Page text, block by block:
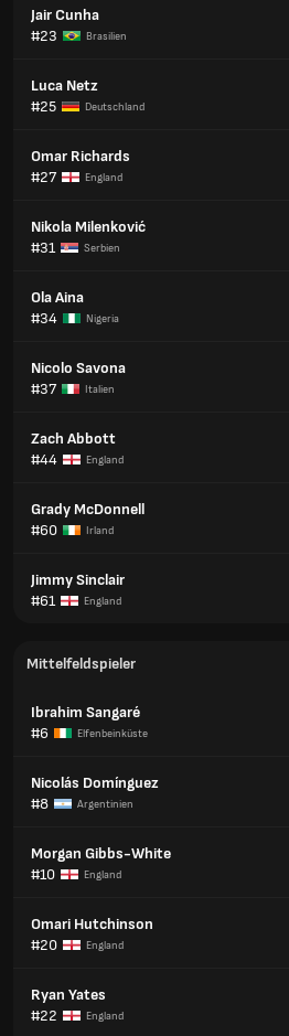
Jair Cunha
#23
Brasilien
Luca Netz
#25
Deutschland
Omar Richards
#27
England
Nikola Milenković
#31
Serbien
Ola Aina
#34
Nigeria
Nicolo Savona
#37
Italien
Zach Abbott
#44
England
Grady McDonnell
#60
Irland
Jimmy Sinclair
#61
England
Mittelfeldspieler
Ibrahim Sangaré
#6
Elfenbeinküste
Nicolás Domínguez
#8
Argentinien
Morgan Gibbs-White
#10
England
Omari Hutchinson
#20
England
Ryan Yates
#22
England